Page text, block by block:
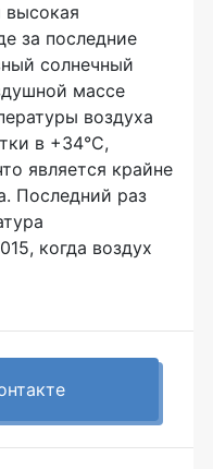
высокая
за последние
солнечный
массе
воздуха
в +34°C,
является крайне
Последний раз
когда воздух